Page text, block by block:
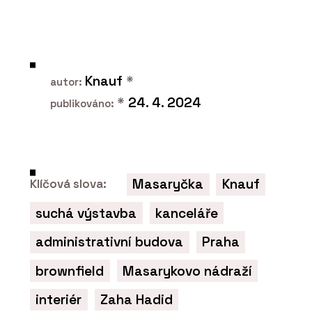
autor: Knauf *
publikováno: * 24. 4. 2024
Klíčová slova: Masaryčka
Knauf
suchá výstavba
kanceláře
administrativní budova
Praha
brownfield
Masarykovo nádraží
interiér
Zaha Hadid